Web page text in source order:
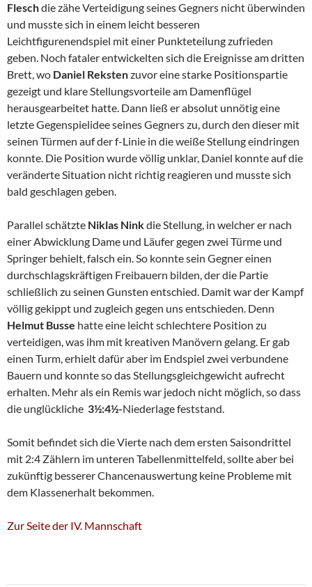
Fleschdie zähe Verteidigung seines Gegners nicht überwinden
und musste sich in einem leicht besseren
Leichtfigurenendspiel mit einer Punkteteilung zufrieden
geben. Noch fataler entwickelten sich die Ereignisse am dritten
Brett, wo Daniel Rekstenzuvor eine starke Positionspartie
gezeigt und klare Stellungsvorteile am Damenflügel
herausgearbeitet hatte. Dann ließ er absolut unnötig eine
letzte Gegenspielidee seines Gegners zu, durch den dieser mit
seinen Türmen auf der f-Linie in die weiße Stellung eindringen
konnte. Die Position wurde völlig unklar, Daniel konnte auf die
veränderte Situation nicht richtig reagieren und musste sich
bald geschlagen geben.
Parallel schätzte Niklas Ninkdie Stellung, in welcher er nach
einer Abwicklung Dame und Läufer gegen zwei Türme und
Springer behielt, falsch ein. So konnte sein Gegner einen
durchschlagskräftigen Freibauern bilden, der die Partie
schließlich zu seinen Gunsten entschied. Damit war der Kampf
völlig gekippt und zugleich gegen uns entschieden. Denn
Helmut Busse hatte eine leicht schlechtere Position zu
verteidigen, was ihm mit kreativen Manövern gelang. Er gab
einen Turm, erhielt dafür aber im Endspiel zwei verbundene
Bauern und konnte so das Stellungsgleichgewicht aufrecht
erhalten. Mehr als ein Remis war jedoch nicht möglich, so dass
die unglückliche 3½:4½-Niederlage feststand.
Somit befindet sich die Vierte nach dem ersten Saisondrittel
mit 2:4 Zählern im unteren Tabellenmittelfeld, sollte aber bei
zukünftig besserer Chancenauswertung keine Probleme mit
dem Klassenerhalt bekommen.
Zur Seite der IV. Mannschaft